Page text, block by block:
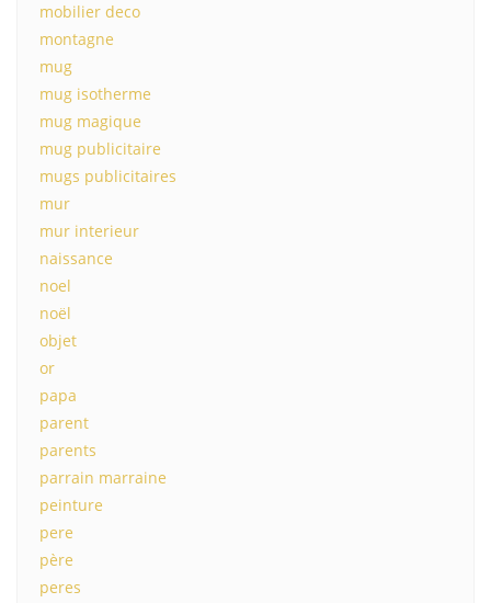
mobilier deco
montagne
mug
mug isotherme
mug magique
mug publicitaire
mugs publicitaires
mur
mur interieur
naissance
noel
noël
objet
or
papa
parent
parents
parrain marraine
peinture
pere
père
peres